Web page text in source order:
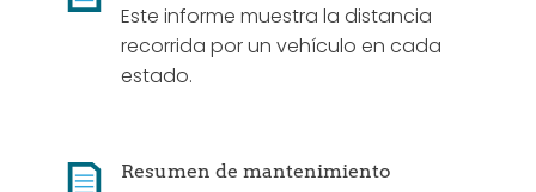
Este informe muestra la distancia
recorrida por un vehículo en cada
estado.
Resumen de mantenimiento